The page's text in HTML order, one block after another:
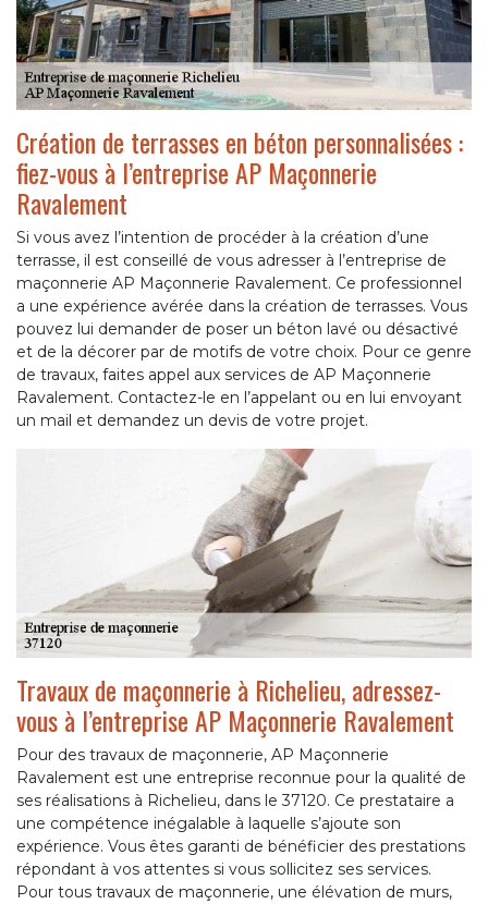
Création de terrasses en béton personnalisées :
fiez-vous à l’entreprise AP Maçonnerie
Ravalement
Si vous avez l’intention de procéder à la création d’une
terrasse, il est conseillé de vous adresser à l’entreprise de
maçonnerie AP Maçonnerie Ravalement. Ce professionnel
a une expérience avérée dans la création de terrasses. Vous
pouvez lui demander de poser un béton lavé ou désactivé
et de la décorer par de motifs de votre choix. Pour ce genre
de travaux, faites appel aux services de AP Maçonnerie
Ravalement. Contactez-le en l’appelant ou en lui envoyant
un mail et demandez un devis de votre projet.
Travaux de maçonnerie à Richelieu, adressez-
vous à l’entreprise AP Maçonnerie Ravalement
Pour des travaux de maçonnerie, AP Maçonnerie
Ravalement est une entreprise reconnue pour la qualité de
ses réalisations à Richelieu, dans le 37120. Ce prestataire a
une compétence inégalable à laquelle s’ajoute son
expérience. Vous êtes garanti de bénéficier des prestations
répondant à vos attentes si vous sollicitez ses services.
Pour tous travaux de maçonnerie, une élévation de murs,